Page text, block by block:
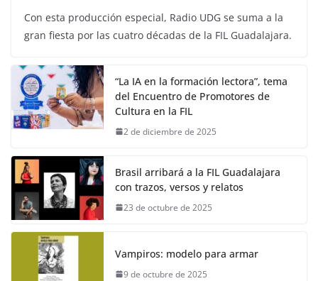
Con esta producción especial, Radio UDG se suma a la
gran fiesta por las cuatro décadas de la FIL Guadalajara.
“La IA en la formación lectora”, tema
del Encuentro de Promotores de
Cultura en la FIL
2 de diciembre de 2025
Brasil arribará a la FIL Guadalajara
con trazos, versos y relatos
23 de octubre de 2025
Vampiros: modelo para armar
9 de octubre de 2025